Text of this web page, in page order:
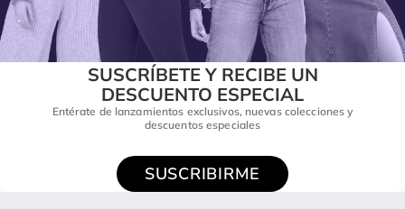
SUSCRÍBETE Y RECIBE UN
DESCUENTO ESPECIAL
Entérate de lanzamientos exclusivos, nuevas colecciones y
descuentos especiales
SUSCRIBIRME